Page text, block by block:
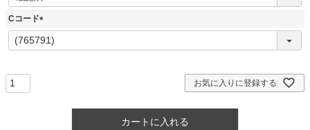
Cコード
(
必
お気に入りに登録する
カートに入れる